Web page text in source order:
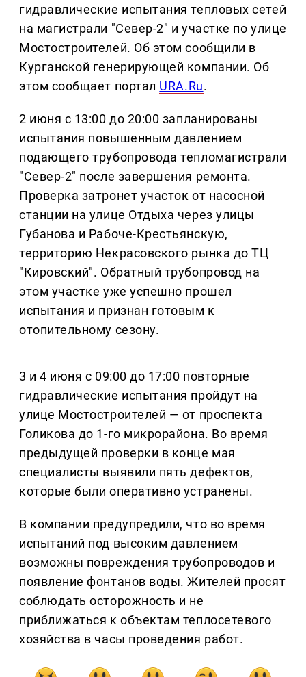
гидравлические испытания тепловых сетей
на магистрали "Север-2" и участке по улице
Мостостроителей. Об этом сообщили в
Курганской генерирующей компании. Об
этом сообщает портал URA.Ru.
2 июня с 13:00 до 20:00 запланированы
испытания повышенным давлением
подающего трубопровода тепломагистрали
"Север-2" после завершения ремонта.
Проверка затронет участок от насосной
станции на улице Отдыха через улицы
Губанова и Рабоче-Крестьянскую,
территорию Некрасовского рынка до ТЦ
"Кировский". Обратный трубопровод на
этом участке уже успешно прошел
испытания и признан готовым к
отопительному сезону.
3 и 4 июня с 09:00 до 17:00 повторные
гидравлические испытания пройдут на
улице Мостостроителей — от проспекта
Голикова до 1-го микрорайона. Во время
предыдущей проверки в конце мая
специалисты выявили пять дефектов,
которые были оперативно устранены.
В компании предупредили, что во время
испытаний под высоким давлением
возможны повреждения трубопроводов и
появление фонтанов воды. Жителей просят
соблюдать осторожность и не
приближаться к объектам теплосетевого
хозяйства в часы проведения работ.